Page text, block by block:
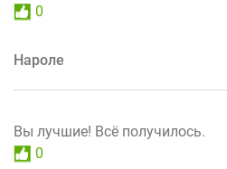
0
Нароле
Вы лучшие! Всё получилось.
0